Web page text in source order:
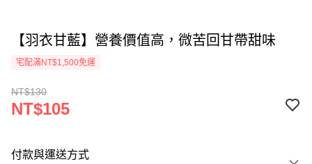
【羽衣甘藍】營養價值高，微苦回甘帶甜味
宅配滿NT$1,500免運
NT$130
NT$105
付款與運送方式